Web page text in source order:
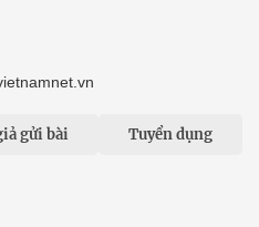
gửi bài Tuyển dụng